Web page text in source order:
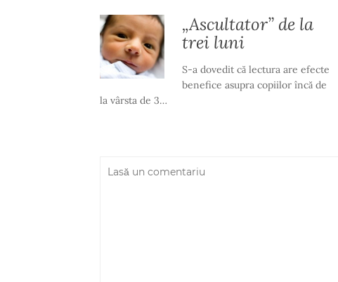
„Ascultator” de la
trei luni
S-a dovedit că lectura are efecte
benefice asupra copiilor încă de
la vârsta de 3…